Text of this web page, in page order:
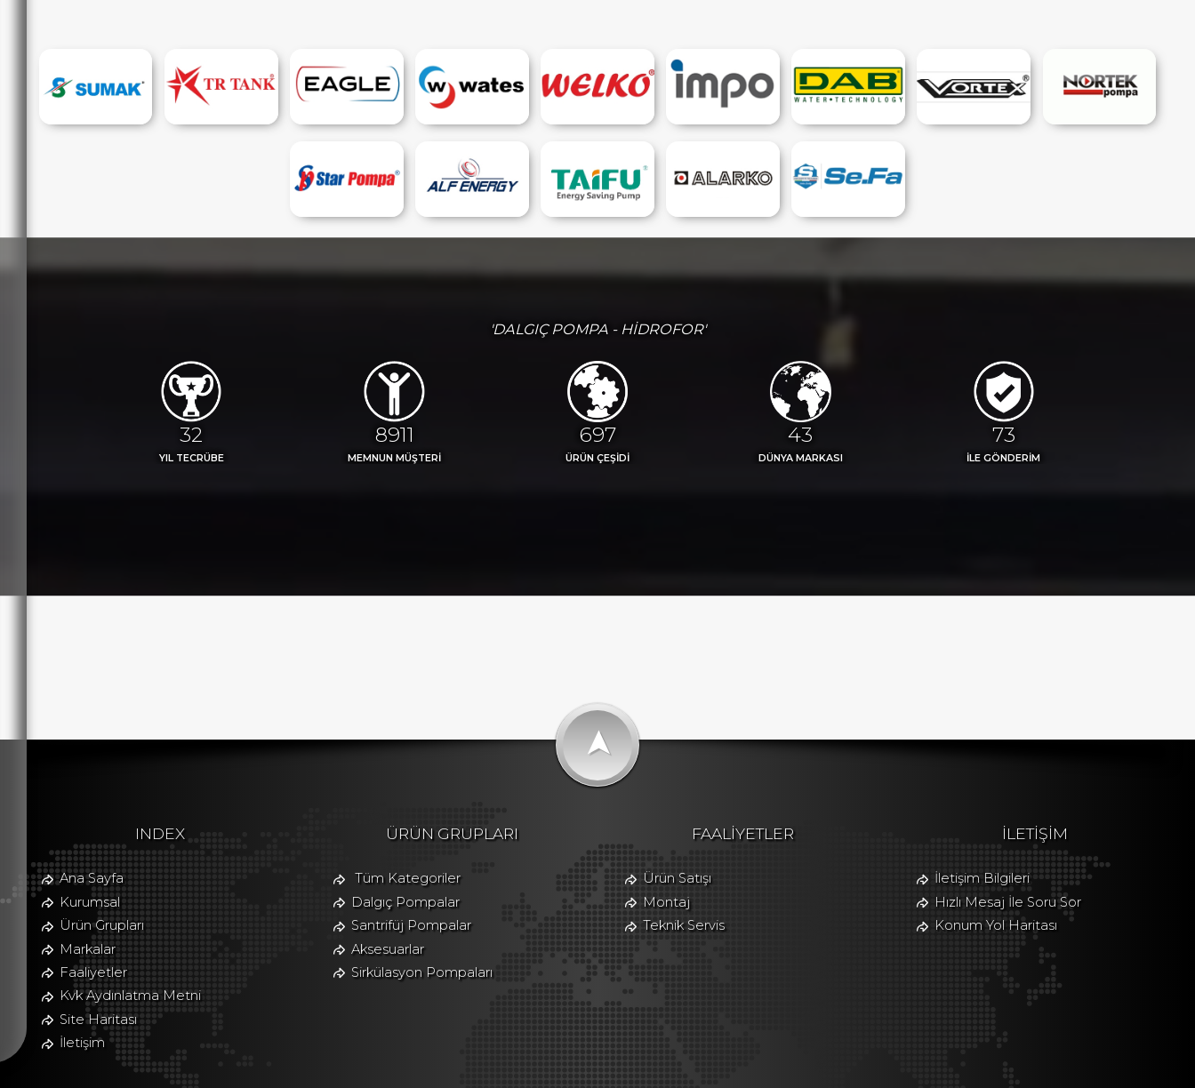
HEMENARA
☽ 'DALGIÇ POMPA - HİDROFOR'
36
YIL TECRÜBE
9877
MEMNUN MÜŞTERİ
773
ÜRÜN ÇEŞİDİ
48
DÜNYA MARKASI
81
İLE GÖNDERİM
➤
INDEX
Ana Sayfa
Kurumsal
Ürün Grupları
Markalar
Faaliyetler
Kvk Aydınlatma Metni
Site Haritası
İletişim
ÜRÜN GRUPLARI
Tüm Kategoriler
Dalgıç Pompalar
Santrifüj Pompalar
Aksesuarlar
Sirkülasyon Pompaları
FAALİYETLER
Ürün Satışı
Montaj
Teknik Servis
İLETİŞİM
İletişim Bilgileri
Hızlı Mesaj İle Soru Sor
Konum Yol Haritası